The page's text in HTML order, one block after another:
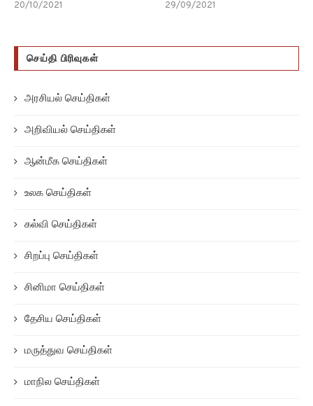
20/10/2021 29/09/2021
செய்தி பிரிவுகள்
அரசியல் செய்திகள்
அறிவியல் செய்திகள்
ஆன்மீக செய்திகள்
உலக செய்திகள்
கல்வி செய்திகள்
சிறப்பு செய்திகள்
சினிமா செய்திகள்
தேசிய செய்திகள்
மருத்துவ செய்திகள்
மாநில செய்திகள்